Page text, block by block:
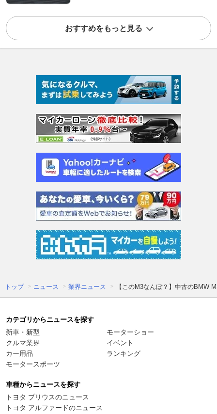
おすすめをもっと見る
トップ ニュース 業界ニュース 【このM3なんぼ？】中古のBMW
カテゴリからニュースを探す
新車・新型
クルマ業界
カー用品
モータースポーツ
モーターショー
イベント
ランキング
車種からニュースを探す
トヨタ プリウスのニュース
トヨタ アルファードのニュース